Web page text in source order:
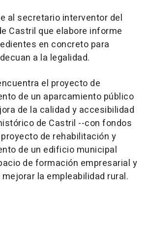
al secretario interventor del
Castril que elabore informe
en concreto para
a la legalidad.
el proyecto de
de un aparcamiento público
de la calidad y accesibilidad
de Castril --con fondos
de rehabilitación y
de un edificio municipal
de formación empresarial y
la empleabilidad rural.